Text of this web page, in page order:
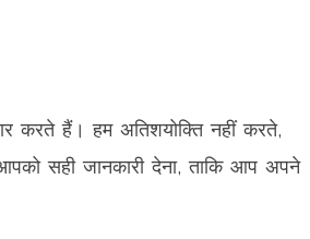
करते हैं। हम अतिशयोक्ति नहीं करते,
सही जानकारी देना, ताकि आप अपने